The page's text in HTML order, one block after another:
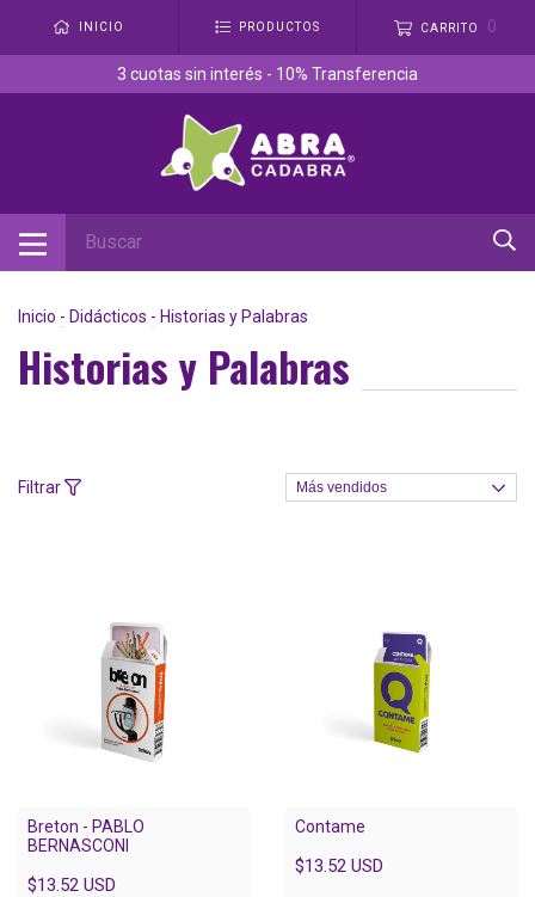
INICIO PRODUCTOS CARRITO 0
3 cuotas sin interés - 10% Transferencia
Inicio - Didácticos - Historias y Palabras
Historias y Palabras
Filtrar
Breton - PABLO
BERNASCONI
$13.52 USD
Contame
$13.52 USD